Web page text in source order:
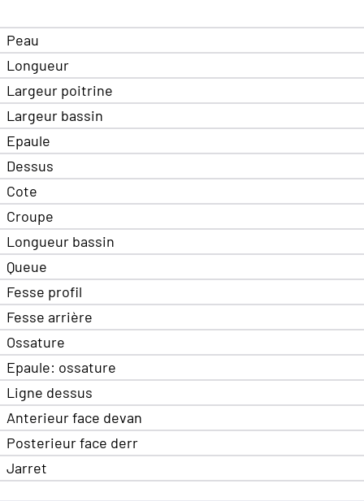
Peau
Longueur
Largeur poitrine
Largeur bassin
Epaule
Dessus
Cote
Croupe
Longueur bassin
Queue
Fesse profil
Fesse arrière
Ossature
Epaule: ossature
Ligne dessus
Anterieur face devan
Posterieur face derr
Jarret